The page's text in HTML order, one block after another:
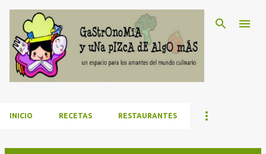
Ir al contenido principal
INICIO RECETAS RESTAURANTES